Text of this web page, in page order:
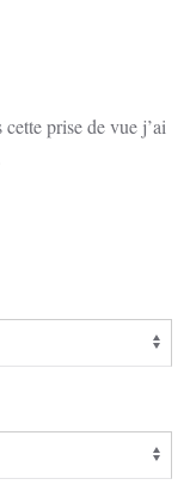
prise de vue j’ai
€